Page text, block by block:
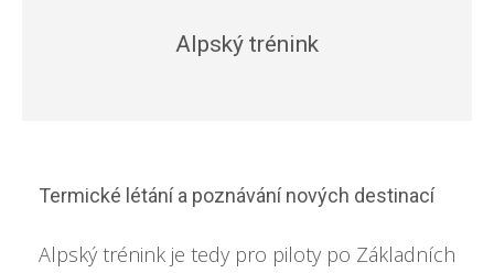
Alpský trénink
Termické létání a poznávání nových destinací
Alpský trénink je tedy pro piloty po Základních